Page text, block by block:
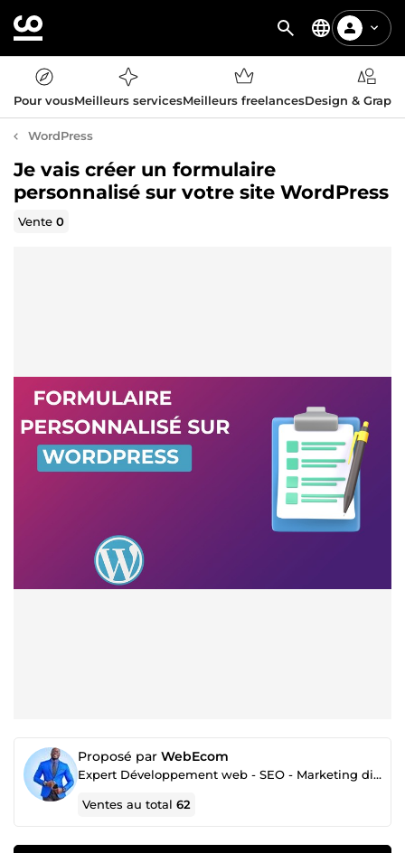
Pour vousMeilleurs servicesMeilleurs freelancesDesign &
WordPress
Je vais créer un formulaire
personnalisé sur votre site WordPress
Vente0
Proposé par WebEcom
Expert Développement web - SEO - Marketing digital
Ventes au total62